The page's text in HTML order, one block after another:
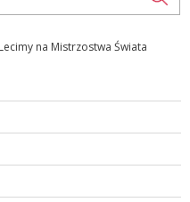
Lecimy na Mistrzostwa Świata